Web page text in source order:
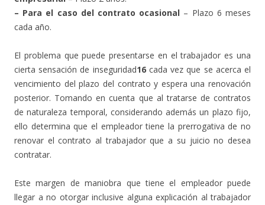
– Para el caso del contrato ocasional – Plazo 6 meses
cada año.
El problema que puede presentarse en el trabajador es una
cierta sensación de inseguridad16cada vez que se acerca el
vencimiento del plazo del contrato y espera una renovación
posterior. Tomando en cuenta que al tratarse de contratos
de naturaleza temporal, considerando además un plazo fijo,
ello determina que el empleador tiene la prerrogativa de no
renovar el contrato al trabajador que a su juicio no desea
contratar.
Este margen de maniobra que tiene el empleador puede
llegar a no otorgar inclusive alguna explicación al trabajador